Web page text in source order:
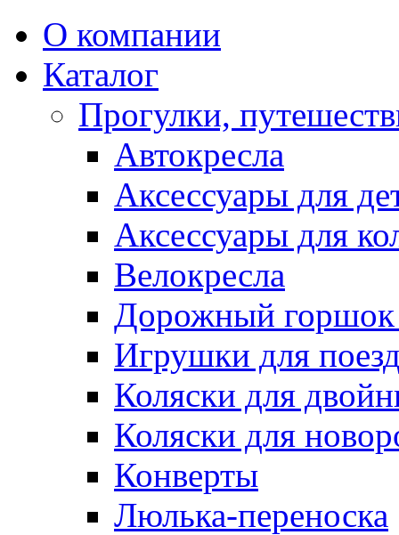
О компании
Каталог
Прогулки,
Автокресла
Аксессуары для
Аксессуары для
Велокресла
Дорожный горшок
Игрушки для
Коляски для
Коляски для
Конверты
Люлька-переноска